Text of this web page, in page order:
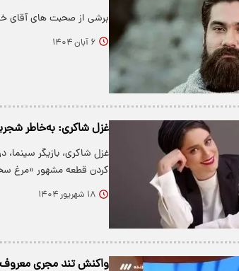
برشی از صحبت های آقای
۶ آبان ۱۴۰۴
غزل شاکری: به‌خاطر
غزل شاکری، بازیگر سینما،
کردن قطعه مشهور «مرغ
۱۸ شهریور ۱۴۰۴
واکنش تند مجری معروف